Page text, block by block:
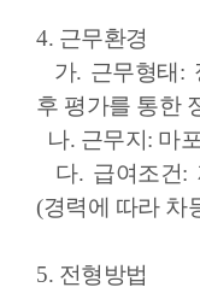
4. 근무환경
가. 근무형태:
후 평가를 통한
나. 근무지: 마
다. 급여조건:
(경력에 따라 차
5. 전형방법